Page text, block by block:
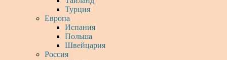
Турция
Европа
Испания
Польша
Швейцария
Россия